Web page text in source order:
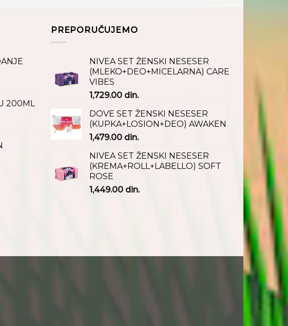
200ML
PREPORUČUJEMO
NIVEA SET ŽENSKI NESESER
(MLEKO+DEO+MICELARNA) CARE
VIBES
1,729.00 din.
DOVE SET ŽENSKI NESESER
(KUPKA+LOSION+DEO) AWAKEN
1,479.00 din.
NIVEA SET ŽENSKI NESESER
(KREMA+ROLL+LABELLO) SOFT
ROSE
1,449.00 din.